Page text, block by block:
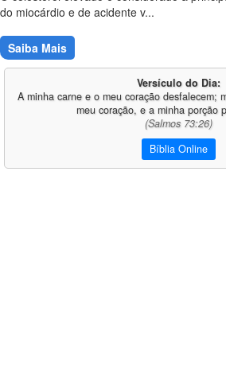
do miocárdio e de acidente v...
Saiba Mais
Versículo do Dia:
A minha carne e o meu coração desfalecem;
meu coração, e a minha porção
(Salmos 73:26)
Bíblia Online